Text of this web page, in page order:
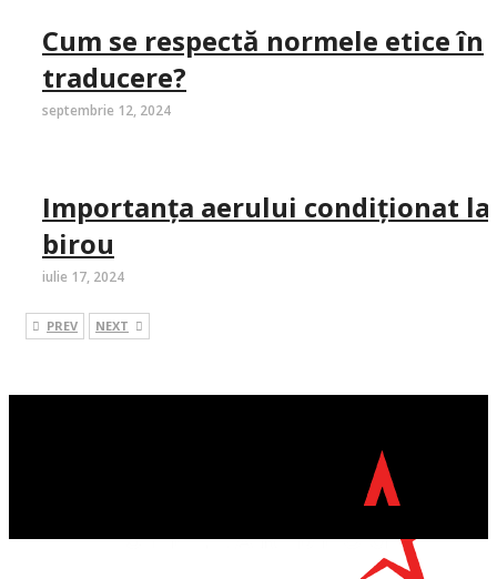
Cum se respectă normele etice în
traducere?
septembrie 12, 2024
Importanța aerului condiționat la
birou
iulie 17, 2024
PREV NEXT